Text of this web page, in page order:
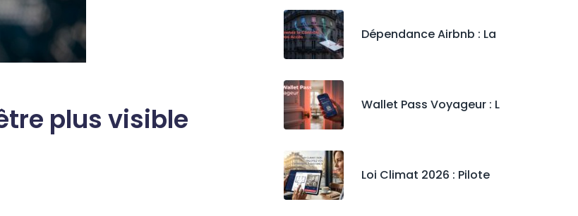
plus visible
Dépendance Airbnb : La
Wallet Pass Voyageur : L
Loi Climat 2026 : Pilote